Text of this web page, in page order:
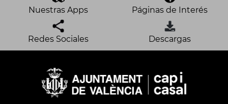
Nuestras Apps Páginas de Interés
Redes Sociales Descargas